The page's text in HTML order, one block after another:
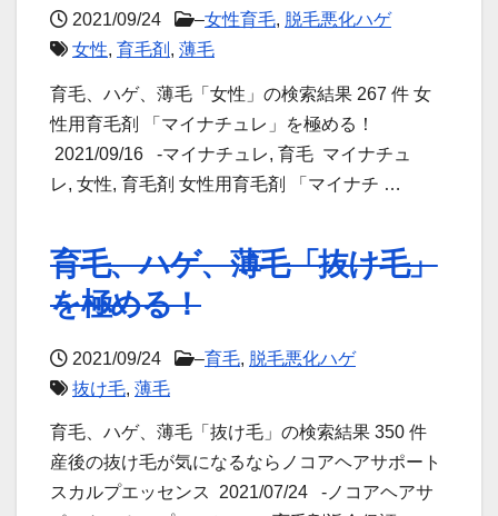
2021/09/24 –女性育毛, 脱毛悪化ハゲ
女性, 育毛剤 , 薄毛
育毛、ハゲ、薄毛「女性」の検索結果 267 件 女
性用育毛剤 「マイナチュレ」を極める！
2021/09/16 -マイナチュレ, 育毛 マイナチュ
レ, 女性, 育毛剤 女性用育毛剤 「マイナチ …
育毛、ハゲ、薄毛「抜け毛」
を極める！
2021/09/24 –育毛, 脱毛悪化ハゲ
抜け毛, 薄毛
育毛、ハゲ、薄毛「抜け毛」の検索結果 350 件
産後の抜け毛が気になるならノコアヘアサポート
スカルプエッセンス 2021/07/24 -ノコアヘアサ